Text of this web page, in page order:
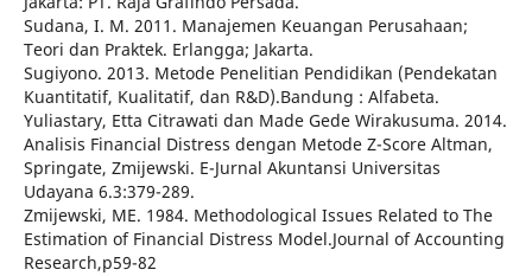
Sudana, I. M. 2011. Manajemen Keuangan Perusahaan;
Teori dan Praktek. Erlangga; Jakarta.
Sugiyono. 2013. Metode Penelitian Pendidikan (Pendekatan
Kuantitatif, Kualitatif, dan R&D).Bandung : Alfabeta.
Yuliastary, Etta Citrawati dan Made Gede Wirakusuma. 2014.
Analisis Financial Distress dengan Metode Z-Score Altman,
Springate, Zmijewski. E-Jurnal Akuntansi Universitas
Udayana 6.3:379-289.
Zmijewski, ME. 1984. Methodological Issues Related to The
Estimation of Financial Distress Model.Journal of Accounting
Research,p59-82